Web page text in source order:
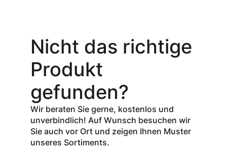
Gutschein-Code
INSPEC30
erhalten Sie
% Rabattauf
den Netto-
Verkaufspreis
aller Produkte
der Marke
InSpec von
Redditch
Nicht das richtige
Produkt
gefunden?
Wir beraten Sie gerne, kostenlos und
unverbindlich! Auf Wunsch besuchen wir
Sie auch vor Ort und zeigen Ihnen Muster
unseres Sortiments.